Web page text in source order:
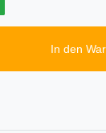
In den